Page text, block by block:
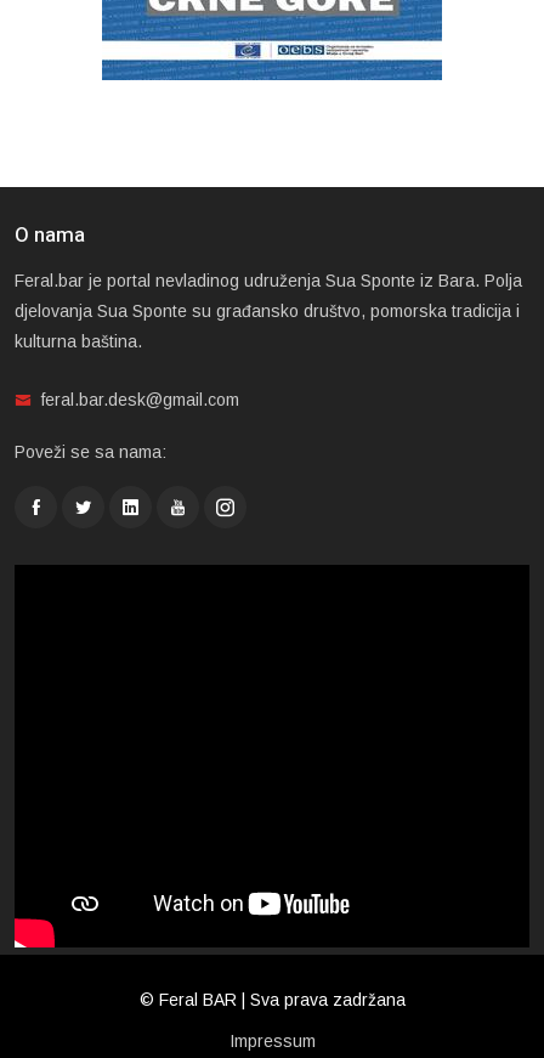
O nama
Feral.bar je portal nevladinog udruženja Sua Sponte iz Bara. Polja
djelovanja Sua Sponte su građansko društvo, pomorska tradicija i
kulturna baština.
feral.bar.desk@gmail.com
Poveži se sa nama:
© Feral BAR | Sva prava zadržana
Impressum